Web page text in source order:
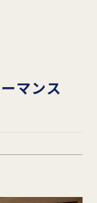
マンス